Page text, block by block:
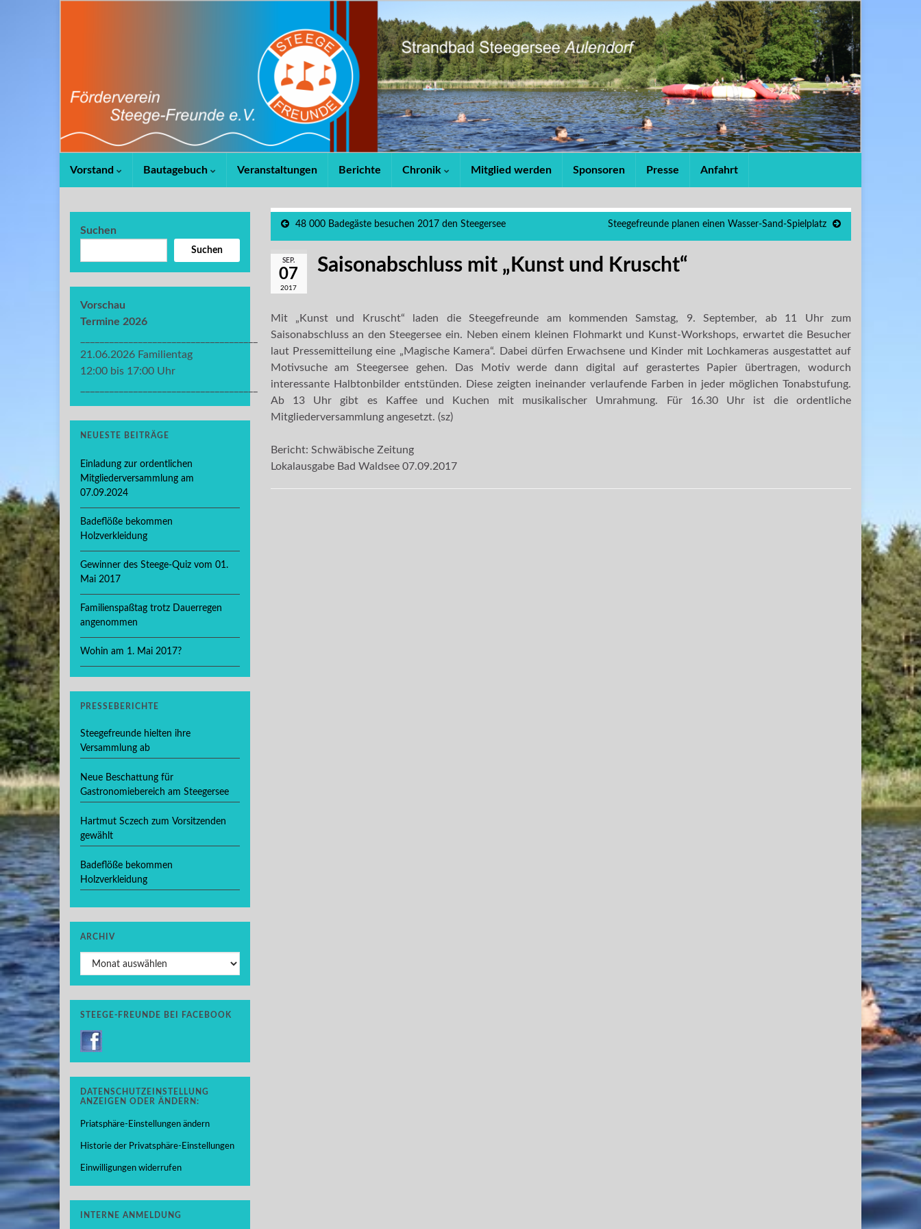
Vorstand Bautagebuch Veranstaltungen Berichte Chronik Mitglied werden Sponsoren Presse Anfahrt
48 000 Badegäste besuchen 2017 den Steegersee Steegefreunde planen einen Wasser-Sand-Spielplatz
SEP.
07
2017
Saisonabschluss mit „Kunst und Kruscht“
Mit „Kunst und Kruscht“ laden die Steegefreunde am kommenden Samstag, 9. September, ab 11 Uhr zum
Saisonabschluss an den Steegersee ein. Neben einem kleinen Flohmarkt und Kunst-Workshops, erwartet die Besucher
laut Pressemitteilung eine „Magische Kamera“. Dabei dürfen Erwachsene und Kinder mit Lochkameras ausgestattet auf
Motivsuche am Steegersee gehen. Das Motiv werde dann digital auf gerastertes Papier übertragen, wodurch
interessante Halbtonbilder entstünden. Diese zeigten ineinander verlaufende Farben in jeder möglichen Tonabstufung.
Ab 13 Uhr gibt es Kaffee und Kuchen mit musikalischer Umrahmung. Für 16.30 Uhr ist die ordentliche
Mitgliederversammlung angesetzt. (sz)
Bericht: Schwäbische Zeitung
Lokalausgabe Bad Waldsee 07.09.2017
Suchen
Suchen
Vorschau
Termine 2026
21.06.2026 Familientag
12:00 bis 17:00 Uhr
NEUESTE BEITRÄGE
Einladung zur ordentlichen
Mitgliederversammlung am
07.09.2024
Badeflöße bekommen
Holzverkleidung
Gewinner des Steege-Quiz vom 01.
Mai 2017
Familienspaßtag trotz Dauerregen
angenommen
Wohin am 1. Mai 2017?
PRESSEBERICHTE
Steegefreunde hielten ihre
Versammlung ab
Neue Beschattung für
Gastronomiebereich am Steegersee
Hartmut Sczech zum Vorsitzenden
gewählt
Badeflöße bekommen
Holzverkleidung
ARCHIV
Archiv
STEEGE-FREUNDE BEI FACEBOOK
DATENSCHUTZEINSTELLUNG
ANZEIGEN ODER ÄNDERN:
Priatsphäre-Einstellungen ändern
Historie der Privatsphäre-Einstellungen
Einwilligungen widerrufen
INTERNE ANMELDUNG